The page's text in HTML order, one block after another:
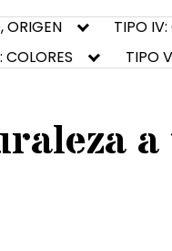
ORIGEN TIPO
COLORES TIPO